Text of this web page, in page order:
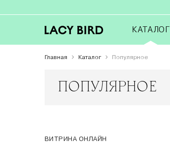
КАТАЛОГ
Главная Каталог Популярное
ПОПУЛЯРНОЕ
ВИТРИНА ОНЛАЙН